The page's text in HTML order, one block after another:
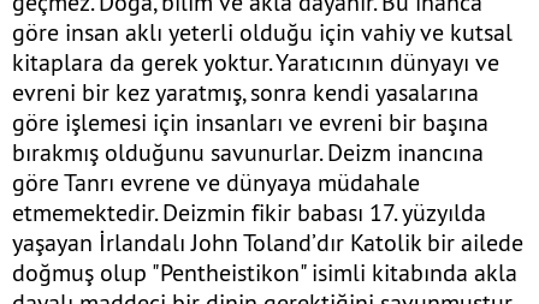
göre insan aklı yeterli olduğu için vahiy ve kutsal
kitaplara da gerek yoktur. Yaratıcının dünyayı ve
evreni bir kez yaratmış, sonra kendi yasalarına
göre işlemesi için insanları ve evreni bir başına
bırakmış olduğunu savunurlar. Deizm inancına
göre Tanrı evrene ve dünyaya müdahale
etmemektedir. Deizmin fikir babası 17. yüzyılda
yaşayan İrlandalı John Toland’dır Katolik bir ailede
doğmuş olup "Pentheistikon" isimli kitabında akla